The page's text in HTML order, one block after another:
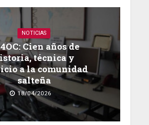
NOTICIAS
Cien años de
técnica y
a la comunidad
salteña
18/04/2026